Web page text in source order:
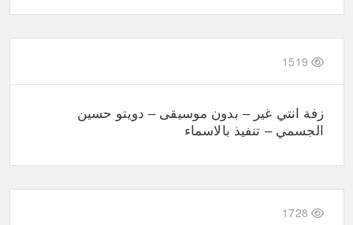
1519
زفة انتي غير – بدون موسيقى – دويتو حسين
الجسمي – تنفيذ بالاسماء
1728